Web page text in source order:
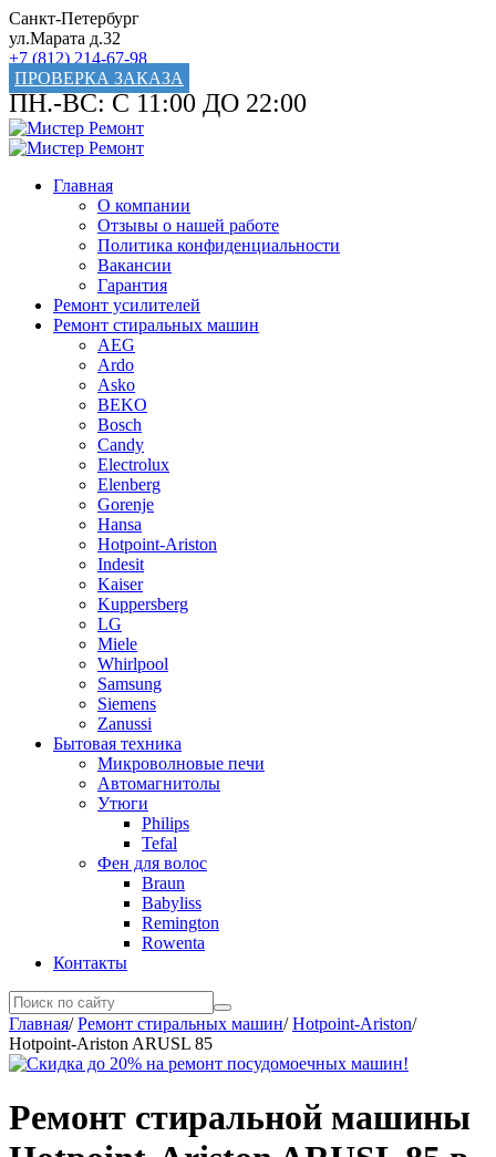
Санкт-Петербург
ул.Марата д.32
+7 (812) 214-67-98
ПРОВЕРКА ЗАКАЗА
ПН.-ВС: С 11:00 ДО 22:00
Главная
О компании
Отзывы о нашей работе
Политика конфиденциальности
Вакансии
Гарантия
Ремонт усилителей
Ремонт стиральных машин
AEG
Ardo
Asko
BEKO
Bosch
Candy
Electrolux
Elenberg
Gorenje
Hansa
Hotpoint-Ariston
Indesit
Kaiser
Kuppersberg
LG
Miele
Whirlpool
Samsung
Siemens
Zanussi
Бытовая техника
Микроволновые печи
Автомагнитолы
Утюги
Philips
Tefal
Фен для волос
Braun
Babyliss
Remington
Rowenta
Контакты
Главная/Ремонт стиральных машин/Hotpoint-Ariston/
Hotpoint-Ariston ARUSL 85
Ремонт стиральной машины